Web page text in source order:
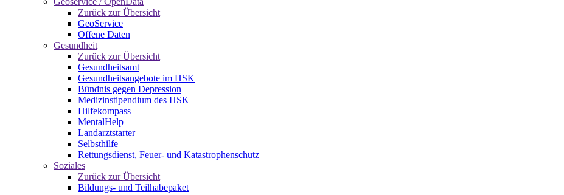
Zurück zur Übersicht
GeoService
Offene Daten
Gesundheit
Zurück zur Übersicht
Gesundheitsamt
Gesundheitsangebote im HSK
Bündnis gegen Depression
Medizinstipendium des HSK
Hilfekompass
MentalHelp
Landarztstarter
Selbsthilfe
Rettungsdienst, Feuer- und Katastrophenschutz
Soziales
Zurück zur Übersicht
Bildungs- und Teilhabepaket